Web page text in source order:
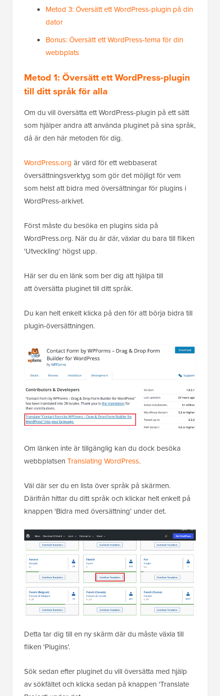
Metod 3: Översätt ett WordPress-plugin på din
dator
Bonus: Översätt ett WordPress-tema för din
webbplats
Metod 1: Översätt ett WordPress-plugin
till ditt språk för alla
Om du vill översätta ett WordPress-plugin på ett sätt
som hjälper andra att använda pluginet på sina språk,
då är den här metoden för dig.
WordPress.org är värd för ett webbaserat
översättningsverktyg som gör det möjligt för vem
som helst att bidra med översättningar för plugins i
WordPress-arkivet.
Först måste du besöka en plugins sida på
WordPress.org. När du är där, växlar du bara till fliken
'Utveckling' högst upp.
Här ser du en länk som ber dig att hjälpa till
att översätta pluginet till ditt språk.
Du kan helt enkelt klicka på den för att börja bidra till
plugin-översättningen.
Om länken inte är tillgänglig kan du dock besöka
webbplatsen Translating WordPress.
Väl där ser du en lista över språk på skärmen.
Därifrån hittar du ditt språk och klickar helt enkelt på
knappen 'Bidra med översättning' under det.
Detta tar dig till en ny skärm där du måste växla till
fliken 'Plugins'.
Sök sedan efter pluginet du vill översätta med hjälp
av sökfältet och klicka sedan på knappen 'Translate